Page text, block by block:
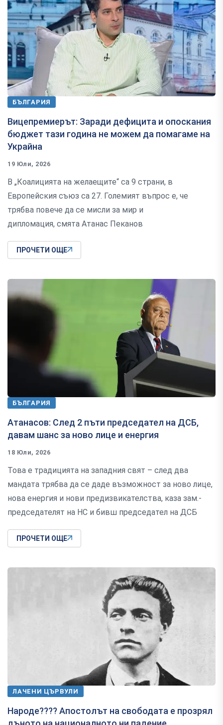
БЪЛГАРИЯ
Вицепремиерът: Заради дефицита и опоскания
бюджет тази година не можем да помагаме на
Украйна
19 Юли, 2026
В „Коалицията на желаещите“ са 9 страни, в
Европейския съюз са 27. Големият въпрос е, че
трябва повече да се мисли за мир и
дипломация, смята Атанас Пеканов
ПРОЧЕТИ ОЩЕ
БЪЛГАРИЯ
Атанасов: След 2 пъти председател на ДСБ,
давам шанс за ново лице и енергия
18 Юли, 2026
Това е традицията на западния свят – след два
мандата трябва да се даде възможност за ново лице,
нова енергия и нови предизвикателства, каза зам.-
председателят на НС и бивш председател на ДСБ
ПРОЧЕТИ ОЩЕ
ЛАЧЕНИ ЦЪРВУЛИ
Народе???? Апостолът на свободата е прозрял